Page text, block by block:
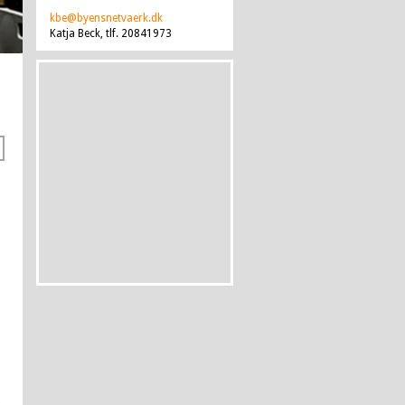
kbe@byensnetvaerk.dk
Katja Beck, tlf. 20841973